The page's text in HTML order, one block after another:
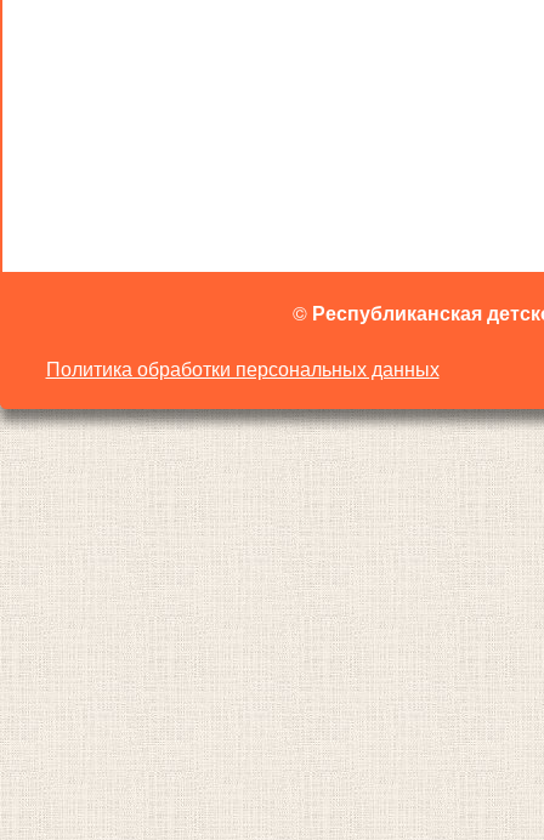
© Республиканская
Политика обработки персональных данных